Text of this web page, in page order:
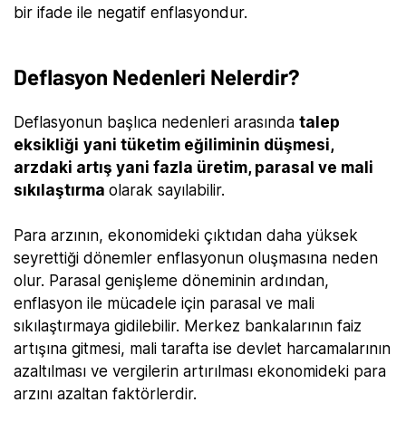
bir ifade ile negatif enflasyondur.
Deflasyon Nedenleri Nelerdir?
Deflasyonun başlıca nedenleri arasında talep
eksikliği yani tüketim eğiliminin düşmesi,
arzdaki artış yani fazla üretim, parasal ve mali
sıkılaştırma olarak sayılabilir.
Para arzının, ekonomideki çıktıdan daha yüksek
seyrettiği dönemler enflasyonun oluşmasına neden
olur. Parasal genişleme döneminin ardından,
enflasyon ile mücadele için parasal ve mali
sıkılaştırmaya gidilebilir. Merkez bankalarının faiz
artışına gitmesi, mali tarafta ise devlet harcamalarının
azaltılması ve vergilerin artırılması ekonomideki para
arzını azaltan faktörlerdir.